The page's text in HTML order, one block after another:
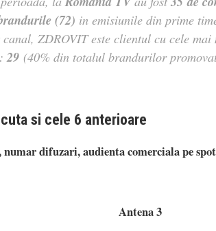
(72) in emisiunile din prime
canal, ZDROVIT este clientul cu cele
29 (40% din totalul brandurilor
si cele 6 anterioare
difuzari, audienta comerciala pe
Antena 3